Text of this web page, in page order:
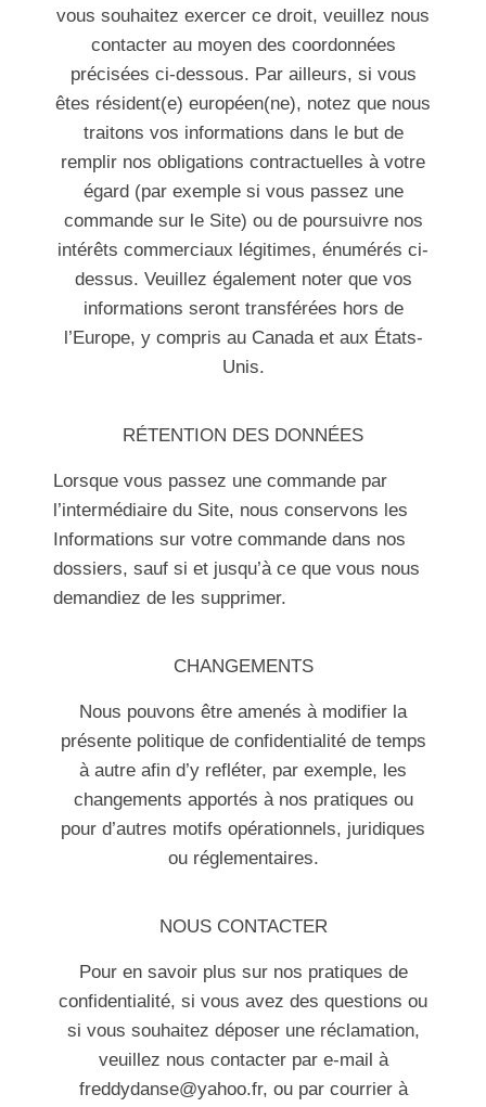
vous souhaitez exercer ce droit, veuillez nous
contacter au moyen des coordonnées
précisées ci-dessous. Par ailleurs, si vous
êtes résident(e) européen(ne), notez que nous
traitons vos informations dans le but de
remplir nos obligations contractuelles à votre
égard (par exemple si vous passez une
commande sur le Site) ou de poursuivre nos
intérêts commerciaux légitimes, énumérés ci-
dessus. Veuillez également noter que vos
informations seront transférées hors de
l’Europe, y compris au Canada et aux États-
Unis.
RÉTENTION DES DONNÉES
Lorsque vous passez une commande par
l’intermédiaire du Site, nous conservons les
Informations sur votre commande dans nos
dossiers, sauf si et jusqu’à ce que vous nous
demandiez de les supprimer.
CHANGEMENTS
Nous pouvons être amenés à modifier la
présente politique de confidentialité de temps
à autre afin d’y refléter, par exemple, les
changements apportés à nos pratiques ou
pour d’autres motifs opérationnels, juridiques
ou réglementaires.
NOUS CONTACTER
Pour en savoir plus sur nos pratiques de
confidentialité, si vous avez des questions ou
si vous souhaitez déposer une réclamation,
veuillez nous contacter par e-mail à
freddydanse@yahoo.fr, ou par courrier à